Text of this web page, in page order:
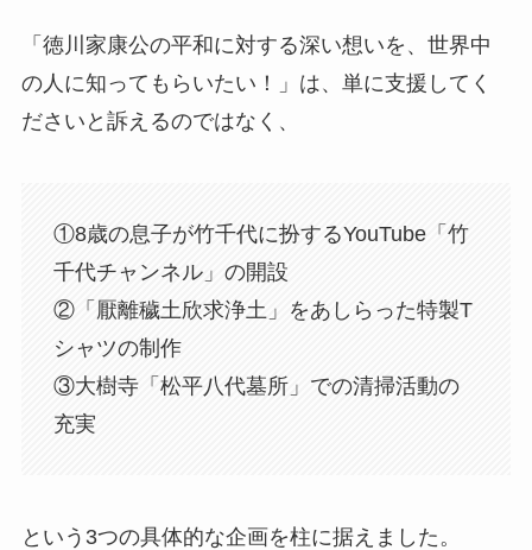
「徳川家康公の平和に対する深い想いを、世界中
の人に知ってもらいたい！」は、単に支援してく
ださいと訴えるのではなく、
①8歳の息子が竹千代に扮するYouTube「竹
千代チャンネル」の開設
②「厭離穢土欣求浄土」をあしらった特製T
シャツの制作
③大樹寺「松平八代墓所」での清掃活動の
充実
という3つの具体的な企画を柱に据えました。